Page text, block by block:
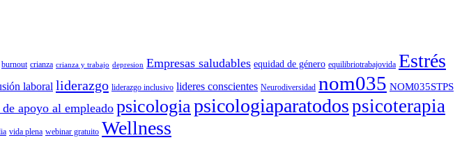
burnout crianza crianza y trabajo depresion Empresas saludables equidad de género equilibriotrabajovida Estrés
laboral liderazgo liderazgo inclusivo lideres conscientes Neurodiversidad nom035 NOM035STPS
apoyo al empleadopsicologia psicologiaparatodospsicoterapia
vida plena webinar gratuito Wellness